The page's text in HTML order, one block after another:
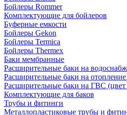
Бойлеры Rommer
Комплектующие для бойлеров
Буферные емкости
Бойлеры Gekon
Бойлеры Termica
Бойлеры Thermex
Баки мембранные
Расширительные баки на
Расширительные баки на
Расширительные баки на ГВС
Комплектующие для баков
Трубы и фитинги
Металлопластиковые трубы и